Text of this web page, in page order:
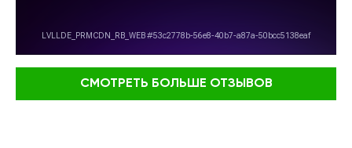
СМОТРЕТЬ БОЛЬШЕ ОТЗЫВОВ